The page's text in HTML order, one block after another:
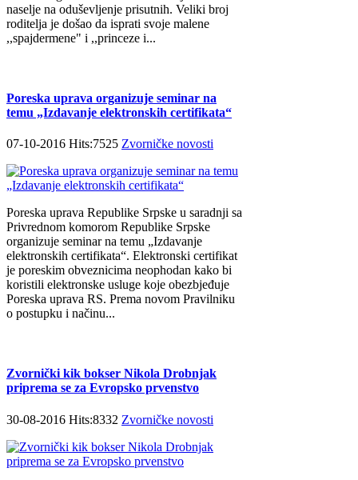
naselje na oduševljenje prisutnih. Veliki broj
roditelja je došao da isprati svoje malene
,,spajdermene" i ,,princeze i...
Poreska uprava organizuje seminar na
temu „Izdavanje elektronskih certifikata“
07-10-2016 Hits:7525 Zvorničke novosti
Poreska uprava Republike Srpske u saradnji sa
Privrednom komorom Republike Srpske
organizuje seminar na temu „Izdavanje
elektronskih certifikata“. Elektronski certifikat
je poreskim obveznicima neophodan kako bi
koristili elektronske usluge koje obezbjeđuje
Poreska uprava RS. Prema novom Pravilniku
o postupku i načinu...
Zvornički kik bokser Nikola Drobnjak
priprema se za Evropsko prvenstvo
30-08-2016 Hits:8332 Zvorničke novosti